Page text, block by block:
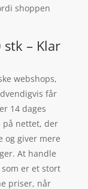
shoppen
stk – Klar
webshops,
får
14 dages
nettet, der
og giver mere
At handle
er et stort
priser, når